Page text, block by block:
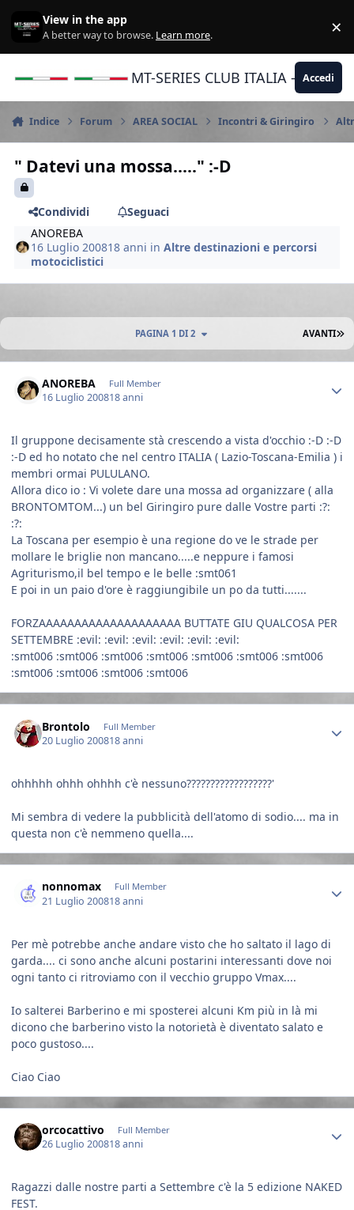
View in the app
A better way to browse. Learn more. ×
MT-SERIES CLUB ITALIA -Accedi
Indice Forum AREA SOCIAL Incontri & Giringiro
" Datevi una mossa....." :-D
Condividi
Seguaci
ANOREBA
16 Luglio 200818 anni inAltre destinazioni e percorsi
motociclistici
AVANTI
PAGINA 1 DI 2
ANOREBA Full Member
16 Luglio 200818 anni
Il gruppone decisamente stà crescendo a vista d'occhio :-D :-D
:-D ed ho notato che nel centro ITALIA ( Lazio-Toscana-Emilia ) i
membri ormai PULULANO.
Allora dico io : Vi volete dare una mossa ad organizzare ( alla
BRONTOMTOM...) un bel Giringiro pure dalle Vostre parti :?:
:?:
La Toscana per esempio è una regione do ve le strade per
mollare le briglie non mancano.....e neppure i famosi
Agriturismo,il bel tempo e le belle :smt061
E poi in un paio d'ore è raggiungibile un po da tutti.......
FORZAAAAAAAAAAAAAAAAAAAA BUTTATE GIU QUALCOSA PER
SETTEMBRE :evil: :evil: :evil: :evil: :evil: :evil:
:smt006 :smt006 :smt006 :smt006 :smt006 :smt006 :smt006
:smt006 :smt006 :smt006 :smt006
Brontolo Full Member
20 Luglio 200818 anni
ohhhhh ohhh ohhhh c'è nessuno??????????????????'
Mi sembra di vedere la pubblicità dell'atomo di sodio.... ma in
questa non c'è nemmeno quella....
nonnomax Full Member
21 Luglio 200818 anni
Per mè potrebbe anche andare visto che ho saltato il lago di
garda.... ci sono anche alcuni postarini interessanti dove noi
ogni tanto ci ritroviamo con il vecchio gruppo Vmax....
Io salterei Barberino e mi sposterei alcuni Km più in là mi
dicono che barberino visto la notorietà è diventato salato e
poco gustoso....
Ciao Ciao
orcocattivo Full Member
26 Luglio 200818 anni
Ragazzi dalle nostre parti a Settembre c'è la 5 edizione NAKED
FEST.